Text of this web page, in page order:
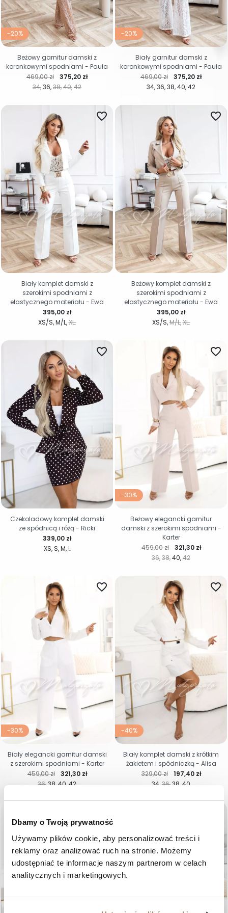
Dbamy o Twoją prywatność
Używamy plików cookie, aby personalizować treści i
reklamy oraz analizować ruch na stronie. Możemy
udostępniać te informacje naszym partnerom w celach
analitycznych i marketingowych.
-20%
34 36 38 40 42
Cena regularna
469,00 zł Cena
375,20 zł
Beżowy garnitur damski z
koronkowymi spodniami - Paula
-20%
34 36 38 40 42
Cena regularna
469,00 zł Cena
375,20 zł
Biały garnitur damski z
koronkowymi spodniami - Paula
XS/S M/L XL.
favorite_border
Cena
395,00 zł
Biały komplet damski z
szerokimi spodniami z
elastycznego materiału - Ewa
XS/S M/L XL.
favorite_border
Cena
395,00 zł
Beżowy komplet damski z
szerokimi spodniami z
elastycznego materiału - Ewa
XS S M L
favorite_border
Cena
339,00 zł
Czekoladowy komplet damski
ze spódnicą i różą - Ricki
-30%
36 38 40 42
favorite_border
Cena regularna
459,00 zł Cena
321,30 zł
Beżowy elegancki garnitur
damski z szerokimi spodniami -
Karter
-30%
36 38 40 42
favorite_border
Cena regularna
459,00 zł Cena
321,30 zł
Biały elegancki garnitur damski
z szerokimi spodniami - Karter
-40%
34 36 38 40
favorite_border
Cena regularna
329,00 zł Cena
197,40 zł
Biały komplet damski z krótkim
żakietem i spódniczką - Alisa